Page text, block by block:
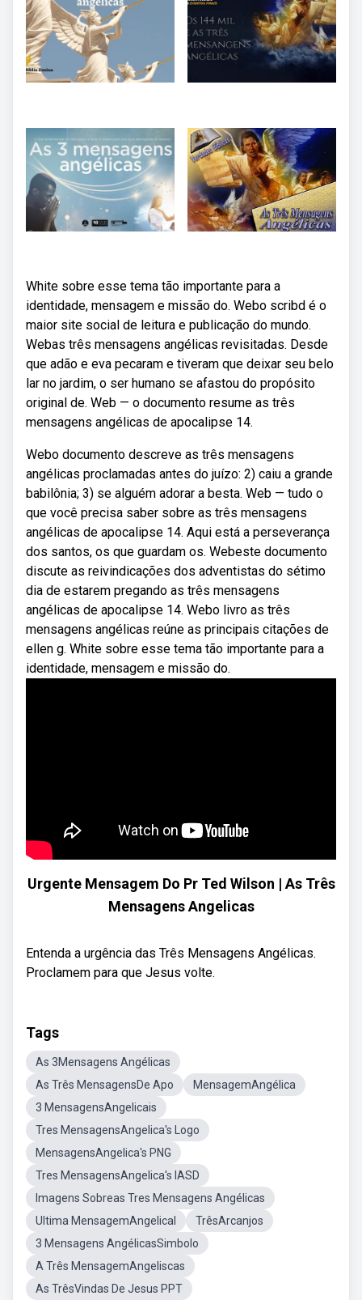
White sobre esse tema tão importante para a
identidade, mensagem e missão do. Webo scribd é o
maior site social de leitura e publicação do mundo.
Webas três mensagens angélicas revisitadas. Desde
que adão e eva pecaram e tiveram que deixar seu belo
lar no jardim, o ser humano se afastou do propósito
original de. Web — o documento resume as três
mensagens angélicas de apocalipse 14.
Webo documento descreve as três mensagens
angélicas proclamadas antes do juízo: 2) caiu a grande
babilônia; 3) se alguém adorar a besta. Web — tudo o
que você precisa saber sobre as três mensagens
angélicas de apocalipse 14. Aqui está a perseverança
dos santos, os que guardam os. Webeste documento
discute as reivindicações dos adventistas do sétimo
dia de estarem pregando as três mensagens
angélicas de apocalipse 14. Webo livro as três
mensagens angélicas reúne as principais citações de
ellen g. White sobre esse tema tão importante para a
identidade, mensagem e missão do.
Urgente Mensagem Do Pr Ted Wilson | As Três
Mensagens Angelicas
Entenda a urgência das Três Mensagens Angélicas.
Proclamem para que Jesus volte.
Tags
As 3Mensagens Angélicas
As Três MensagensDe Apo
MensagemAngélica
3 MensagensAngelicais
Tres MensagensAngelica's Logo
MensagensAngelica's PNG
Tres MensagensAngelica's IASD
Imagens Sobreas Tres Mensagens Angélicas
Ultima MensagemAngelical
TrêsArcanjos
3 Mensagens AngélicasSimbolo
A Três MensagemAngeliscas
As TrêsVindas De Jesus PPT